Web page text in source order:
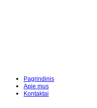
Pagrindinis
Apie mus
Kontaktai